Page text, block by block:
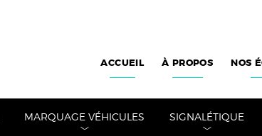
ACCUEIL À PROPOS NOS
MARQUAGE VÉHICULES SIGNALÉTIQUE